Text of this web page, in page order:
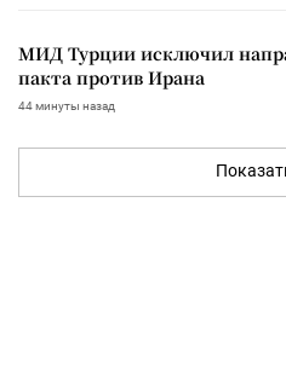
МИД Турции исключил
пакта против Ирана
44 минуты назад